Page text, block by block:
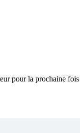
pour la prochaine